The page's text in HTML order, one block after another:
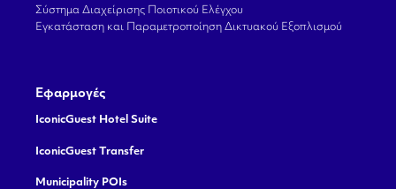
Σύστημα Διαχείρισης Ποιοτικού Ελέγχου
Εγκατάσταση και Παραμετροποίηση Δικτυακού Εξοπλισμού
Εφαρμογές
IconicGuest Hotel Suite
IconicGuest Transfer
Municipality POIs